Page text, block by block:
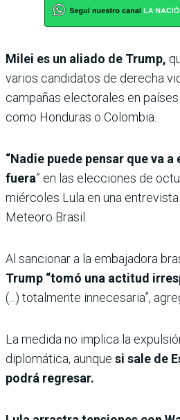
Milei es un aliado de Trump,
varios candidatos de derecha
campañas electorales en
como Honduras o Colombia.
“Nadie puede pensar que va
fuera” en las elecciones de
miércoles Lula en una
Meteoro Brasil.
Al sancionar a la embajadora
Trump “tomó una actitud
(...) totalmente innecesaria”,
La medida no implica la
diplomática, aunque si sale de
podrá regresar.